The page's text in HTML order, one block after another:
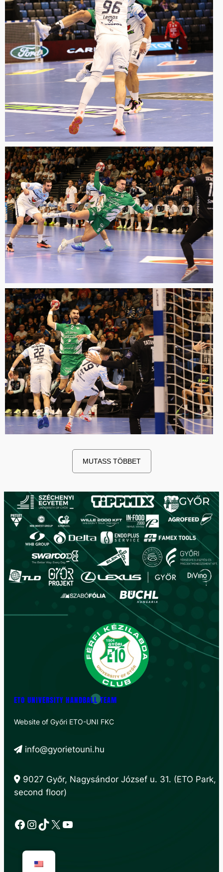
MUTASS TÖBBET
ETO UNIVERSITY HANDBALL TEAM
Website of Győri ETO-UNI FKC
info@gyorietouni.hu
9027 Győr, Nagysándor József u. 31. (ETO Park,
second floor)
Facebook
Instagram
TikTok
X YouTube